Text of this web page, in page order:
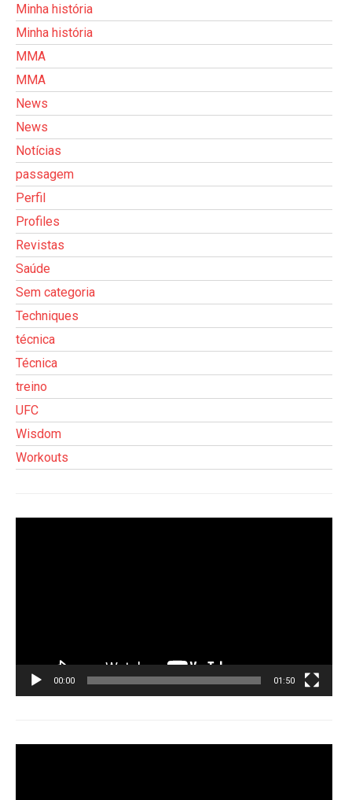
Minha história
Minha história
MMA
MMA
News
News
Notícias
passagem
Perfil
Profiles
Revistas
Saúde
Sem categoria
Techniques
técnica
Técnica
treino
UFC
Wisdom
Workouts
00:00 01:50